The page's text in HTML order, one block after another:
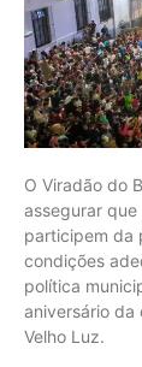
O Viradão do
assegurar
participem da
condições
política
aniversário da
Velho Luz.